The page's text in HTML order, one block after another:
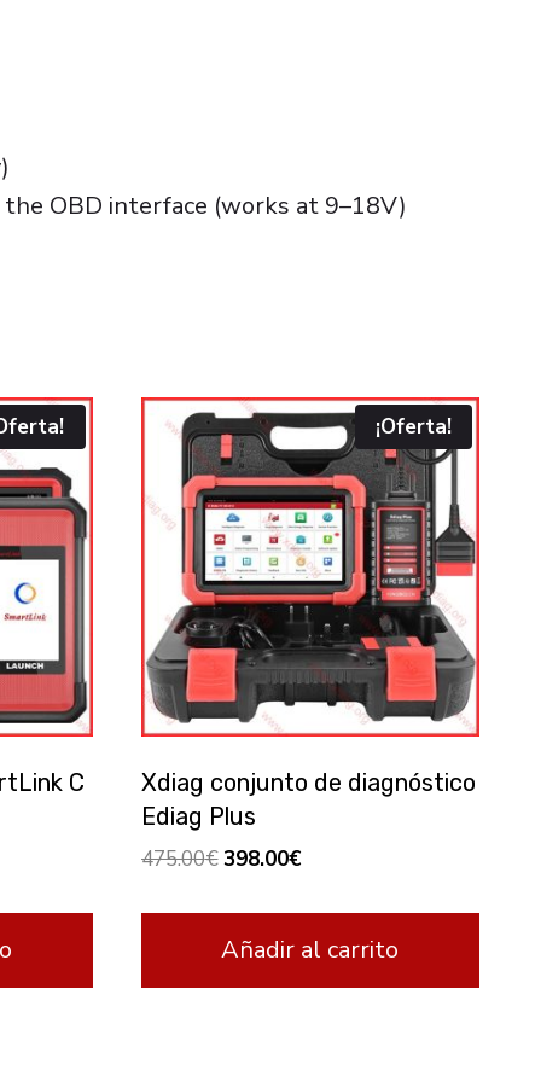
OBD interface (works at 9–18V)
C
¡Oferta!
Xdiag conjunto de diagnóstico
Ediag Plus
475.00€El
era:
475.00€.
398.00€El
es:
398.00€.
Añadir al carrito